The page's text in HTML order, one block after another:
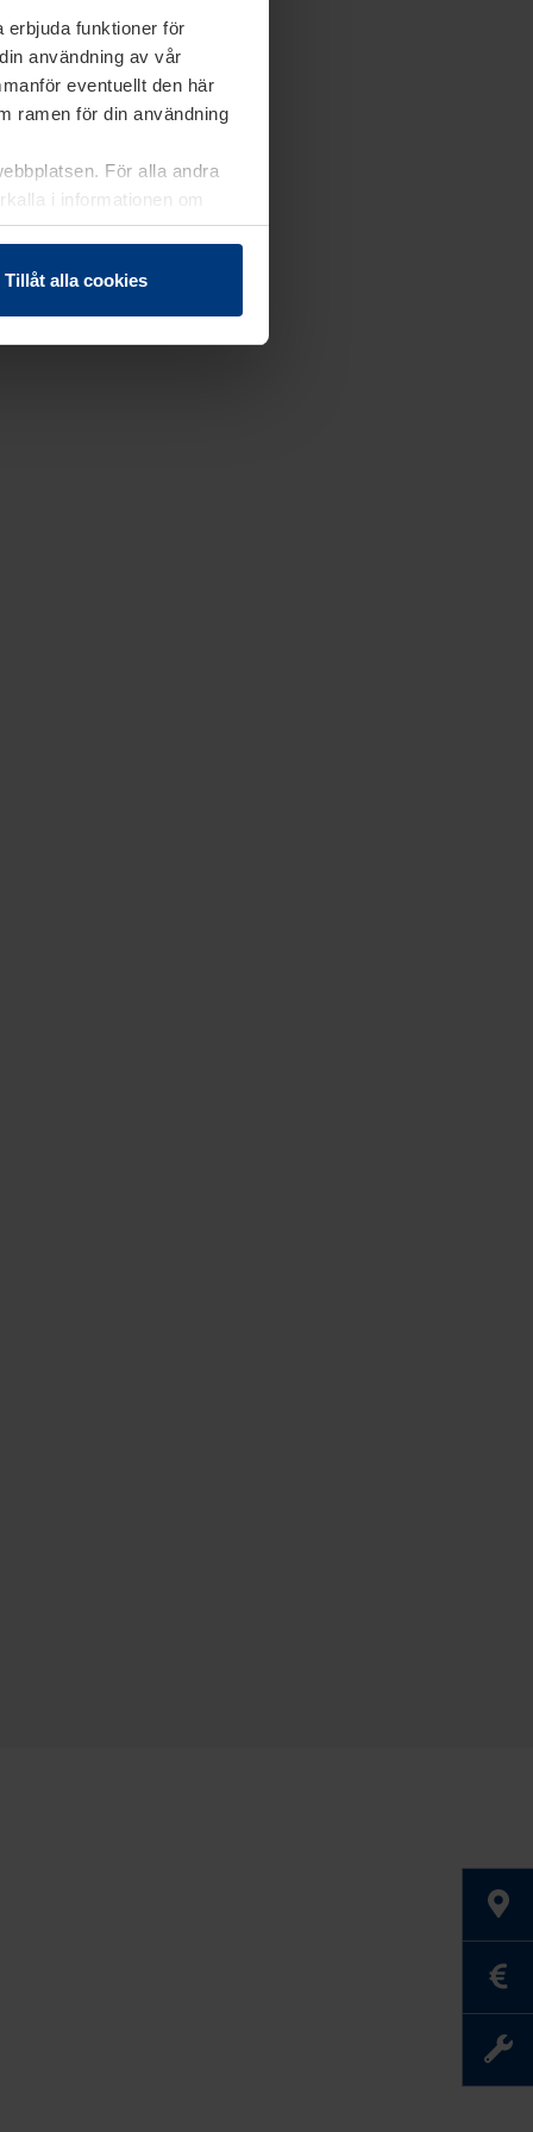
erbjuda funktioner för
användning av vår
eventuellt den här
ramen för din användning
För alla andra
i informationen om
Tillåt alla cookies